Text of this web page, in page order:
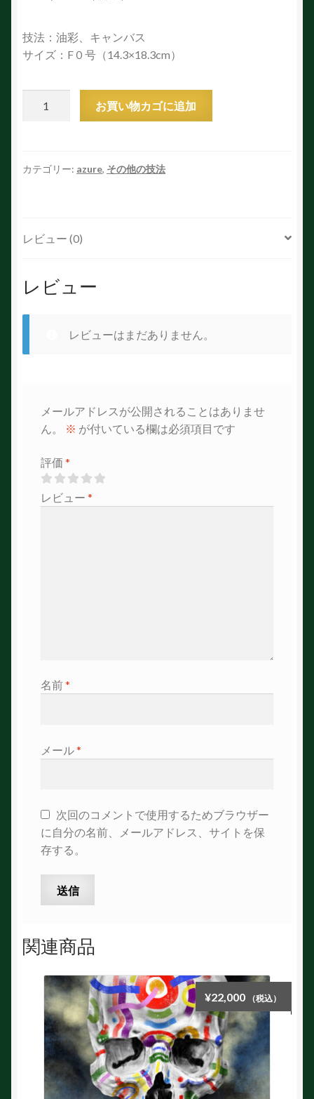
技法：油彩、キャンバス
サイズ：F０号（14.3×18.3cm）
る
お買い物カゴに追加
カテゴリー: azure, その他の技法
レビュー (0)
レビュー
レビューはまだありません。
メールアドレスが公開されることはありませ
ん。
※ が付いている欄は必須項目です
評価 *
レビュー *
名前*
メール*
次回のコメントで使用するためブラウザー
に自分の名前、メールアドレス、サイトを保
存する。
関連商品
¥22,000 （税込）